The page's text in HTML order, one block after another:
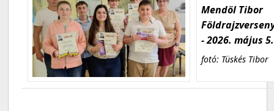
Mendöl Tibor
- 2026. május 5.
fotó: Tüskés Tibor